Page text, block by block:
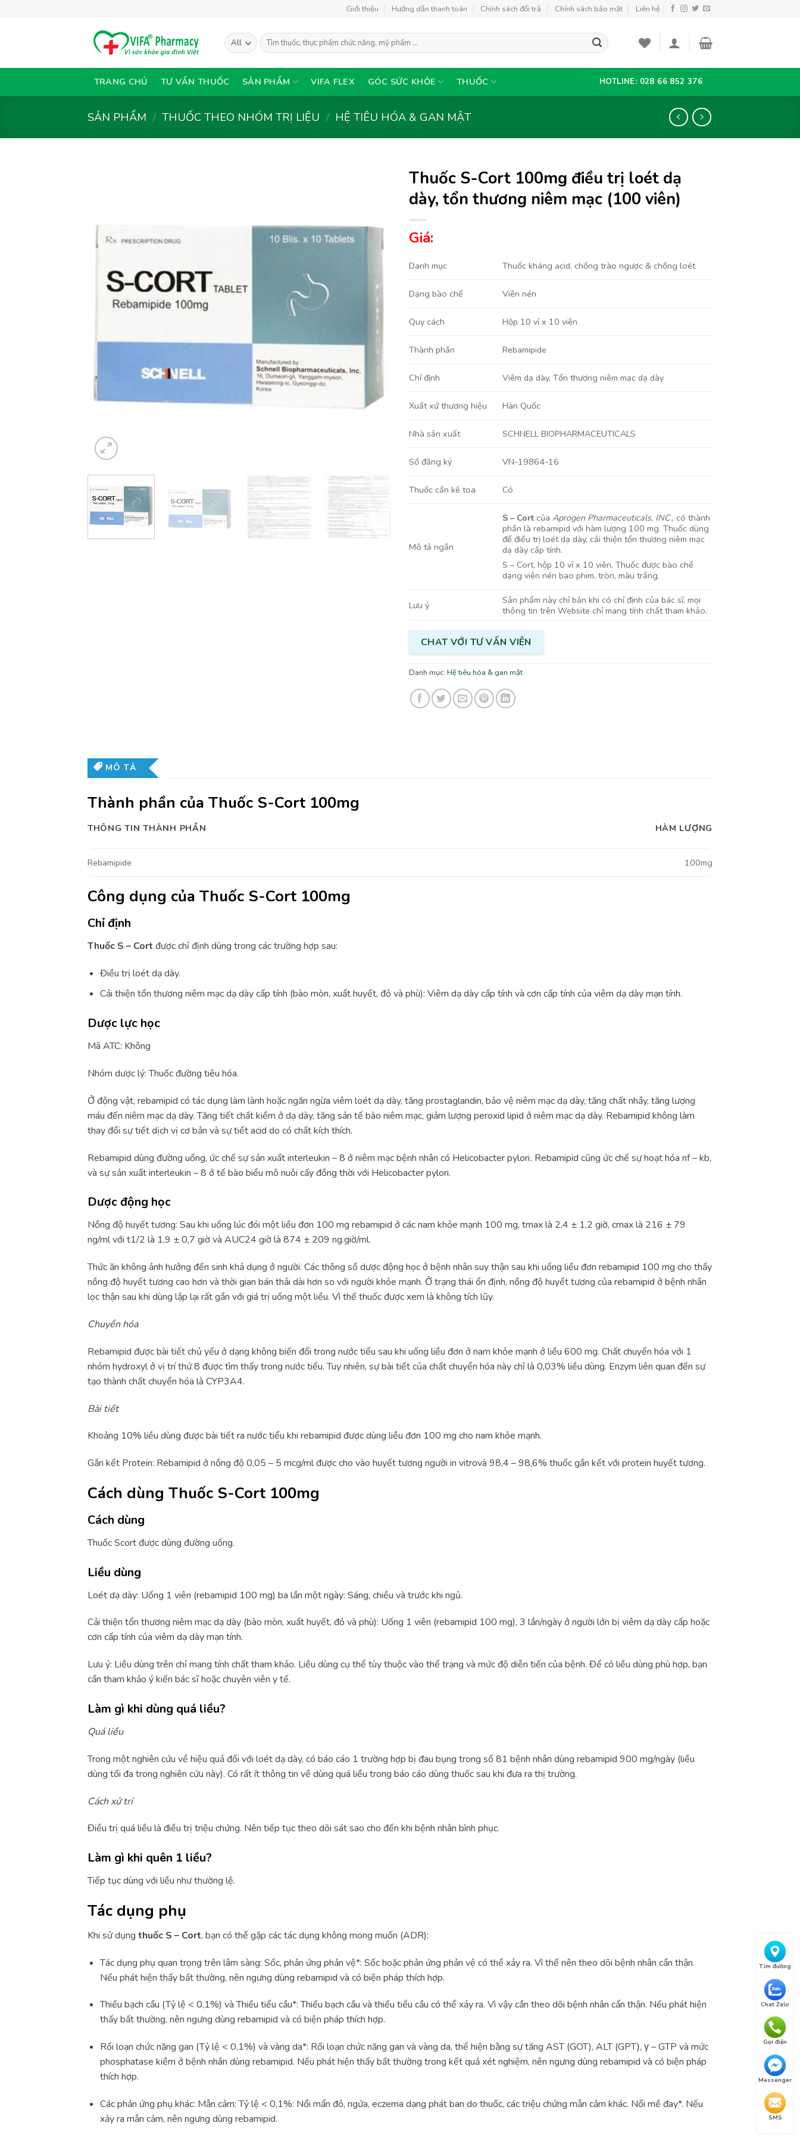
Tìm đường
Chat Zalo
Gọi điện
Messenger
SMS
Giới thiệu Hướng dẫn thanh toán Chính sách đổi trả Chính sách bảo mật Liên hệ
Tìm
kiếm:
TRANG CHỦ TƯ VẤN THUỐC SẢN PHẨM VIFA FLEX GÓC SỨC KHỎE THUỐC HOTLINE: 028 66 852 376
SẢN PHẨM / THUỐC THEO NHÓM TRỊ LIỆU / HỆ TIÊU HÓA & GAN MẬT
Thêm
Thuốc S-Cort 100mg điều trị loét dạ
dày, tổn thương niêm mạc (100 viên)
Giá:
Danh mục Thuốc kháng acid, chống trào ngược & chống loét
Dạng bào chế Viên nén
Quy cách Hộp 10 vỉ x 10 viên
Thành phần Rebamipide
Chỉ định Viêm dạ dày,Tổn thương niêm mạc dạ dày
Xuất xứ thương hiệu Hàn Quốc
Nhà sản xuất SCHNELL BIOPHARMACEUTICALS
Số đăng ký VN-19864-16
Thuốc cần kê toa Có
Mô tả ngắn
S – Cort củaAprogen Pharmaceuticals, INC., có thành
phần là rebamipid với hàm lượng 100 mg. Thuốc dùng
để điều trị loét dạ dày, cải thiện tổn thương niêm mạc
dạ dày cấp tính.
S – Cort, hộp 10 vỉ x 10 viên. Thuốc được bào chế
dạng viên nén bao phim, tròn, màu trắng.
Lưu ý
Sản phẩm này chỉ bản khi có chỉ định của bác sĩ, mọi
thông tin trên Website chỉ mang tính chất tham khảo.
CHAT VỚI TƯ VẤN VIÊN
Danh mục: Hệ tiêu hóa & gan mật
MÔ TẢ
Thành phần của Thuốc S-Cort 100mg
THÔNG TIN THÀNH PHẦN HÀM LƯỢNG
Rebamipide 100mg
Công dụng của Thuốc S-Cort 100mg
Chỉ định
Thuốc S – Cort được chỉ định dùng trong các trường hợp sau:
Ðiều trị loét dạ dày.
Cải thiện tổn thương niêm mạc dạ dày cấp tính (bào mòn, xuất huyết, đỏ và phù): Viêm dạ dày cấp tính và cơn cấp tính của viêm dạ dày mạn tính.
Dược lực học
Mã ATC: Không
Nhóm dược lý: Thuốc đường tiêu hóa.
Ở động vật, rebamipid có tác dụng làm lành hoặc ngăn ngừa viêm loét dạ dày, tăng prostaglandin, bảo vệ niêm mạc dạ dày, tăng chất nhầy, tăng lượng
máu đến niêm mạc dạ dày. Tăng tiết chất kiềm ở dạ dày, tăng sản tế bào niêm mạc, giảm lượng peroxid lipid ở niêm mạc dạ dày. Rebamipid không làm
thay đổi sự tiết dịch vị cơ bản và sự tiết acid do có chất kích thích.
Rebamipid dùng đường uống, ức chế sự sản xuất interleukin – 8 ở niêm mạc bệnh nhân có Helicobacter pylori. Rebamipid cũng ức chế sự hoạt hóa nf – kb,
và sự sản xuất interleukin – 8 ở tế bào biểu mô nuôi cấy đồng thời với Helicobacter pylori.
Dược động học
Nồng độ huyết tương: Sau khi uống lúc đói một liều đơn 100 mg rebamipid ở các nam khỏe mạnh 100 mg, tmax là 2,4 ± 1,2 giờ, cmax là 216 ± 79
ng/ml với t1/2 là 1,9 ± 0,7 giờ và AUC24 giờ là 874 ± 209 ng.giờ/ml.
Thức ăn không ảnh hưởng đến sinh khả dụng ở người. Các thông số dược động học ở bệnh nhân suy thận sau khi uống liều đơn rebamipid 100 mg cho thấy
nồng độ huyết tương cao hơn và thời gian bán thải dài hơn so với người khỏe mạnh. Ở trạng thái ổn định, nồng độ huyết tương của rebamipid ở bệnh nhân
lọc thận sau khi dùng lập lại rất gần với giá trị uống một liều. Vì thế thuốc được xem là không tích lũy.
Chuyển hóa
Rebamipid được bài tiết chủ yếu ở dạng không biến đổi trong nước tiểu sau khi uống liều đơn ở nam khỏe mạnh ở liều 600 mg. Chất chuyển hóa với 1
nhóm hydroxyl ở vị trí thứ 8 được tìm thấy trong nước tiểu. Tuy nhiên, sự bài tiết của chất chuyển hóa này chỉ là 0,03% liều dùng. Enzym liên quan đến sự
tạo thành chất chuyển hóa là CYP3A4.
Bài tiết
Khoảng 10% liều dùng được bài tiết ra nước tiểu khi rebamipid được dùng liều đơn 100 mg cho nam khỏe mạnh.
Gắn kết Protein: Rebamipid ở nồng độ 0,05 – 5 mcg/ml được cho vào huyết tương người in vitrovà 98,4 – 98,6% thuốc gắn kết với protein huyết tương.
Cách dùng Thuốc S-Cort 100mg
Cách dùng
Thuốc Scort được dùng đường uống.
Liều dùng
Loét dạ dày: Uống 1 viên (rebamipid 100 mg) ba lần một ngày: Sáng, chiều và trước khi ngủ.
Cải thiện tổn thương niêm mạc dạ dày (bào mòn, xuất huyết, đỏ và phù): Uống 1 viên (rebamipid 100 mg), 3 lần/ngày ở người lớn bị viêm dạ dày cấp hoặc
cơn cấp tính của viêm dạ dày mạn tính.
Lưu ý: Liều dùng trên chỉ mang tính chất tham khảo. Liều dùng cụ thể tùy thuộc vào thể trạng và mức độ diễn tiến của bệnh. Để có liều dùng phù hợp, bạn
cần tham khảo ý kiến bác sĩ hoặc chuyên viên y tế.
Làm gì khi dùng quá liều?
Quá liều
Trong một nghiên cứu về hiệu quả đối với loét dạ dày, có báo cáo 1 trường hợp bị đau bụng trong số 81 bệnh nhân dùng rebamipid 900 mg/ngày (liều
dùng tối đa trong nghiên cứu này). Có rất ít thông tin về dùng quá liều trong báo cáo dùng thuốc sau khi đưa ra thị trường.
Cách xử trí
Điều trị quá liều là điều trị triệu chứng. Nên tiếp tục theo dõi sát sao cho đến khi bệnh nhân bình phục.
Làm gì khi quên 1 liều?
Tiếp tục dùng với liều như thường lệ.
Tác dụng phụ
Khi sử dụng thuốc S – Cort, bạn có thể gặp các tác dụng không mong muốn (ADR):
Tác dụng phụ quan trọng trên lâm sàng: Sốc, phản ứng phản vệ*: Sốc hoặc phản ứng phản vệ có thể xảy ra. Vì thế nên theo dõi bệnh nhân cẩn thận.
Nếu phát hiện thấy bất thường, nên ngưng dùng rebamipid và có biện pháp thích hợp.
Thiếu bạch cầu (Tỷ lệ < 0,1%) và Thiếu tiểu cầu*: Thiếu bạch cầu và thiếu tiểu cầu có thể xảy ra. Vì vậy cần theo dõi bệnh nhân cẩn thận. Nếu phát hiện
thấy bất thường, nên ngưng dùng rebamipid và có biện pháp thích hợp.
Rối loạn chức năng gan (Tỷ lệ < 0,1%) và vàng da*: Rối loạn chức năng gan và vàng da, thể hiện bằng sự tăng AST (GOT), ALT (GPT), γ – GTP và mức
phosphatase kiềm ở bệnh nhân dùng rebamipid. Nếu phát hiện thấy bất thường trong kết quả xét nghiệm, nên ngưng dùng rebamipid và có biện pháp
thích hợp.
Các phản ứng phụ khác: Mẫn cảm: Tỷ lệ < 0,1%: Nổi mẩn đỏ, ngứa, eczema dạng phát ban do thuốc, các triệu chứng mẫn cảm khác. Nổi mề đay*. Nếu
xảy ra mẫn cảm, nên ngưng dùng rebamipid.